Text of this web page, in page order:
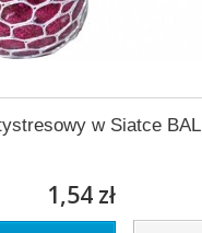
w Siatce
1,54 zł